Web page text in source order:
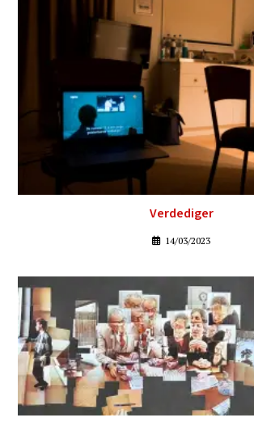
Verdediger
14/03/2023